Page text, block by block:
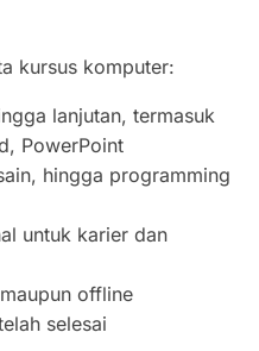
kursus komputer:
lanjutan, termasuk
PowerPoint
hingga programming
untuk karier dan
offline
selesai